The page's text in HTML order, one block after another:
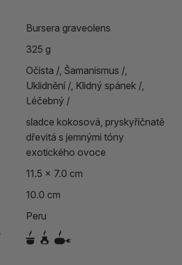
Bursera graveolens
325 g
Očista /, Šamanismus /,
Uklidnění /, Klidný spánek /,
Léčebný /
sladce kokosová, pryskyřičnatě
dřevitá s jemnými tóny
exotického ovoce
11.5 x 7.0 cm
10.0 cm
Peru